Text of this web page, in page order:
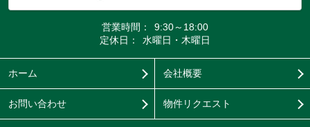
営業時間：
9:30～18:00
定休日：
水曜日・木曜日
ホーム 会社概要
お問い合わせ 物件リクエスト